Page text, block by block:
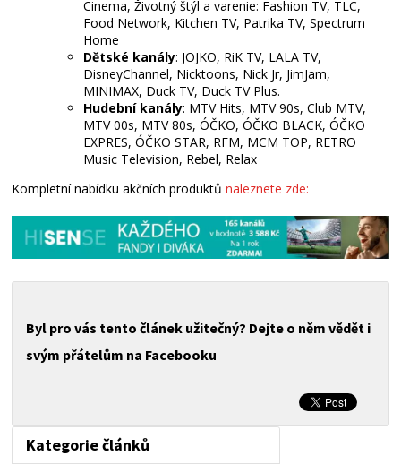
Cinema, Životný štýl a varenie: Fashion TV, TLC,
Food Network, Kitchen TV, Patrika TV, Spectrum
Home
Dětské kanály: JOJKO, RiK TV, LALA TV,
DisneyChannel, Nicktoons, Nick Jr, JimJam,
MINIMAX, Duck TV, Duck TV Plus.
Hudební kanály: MTV Hits, MTV 90s, Club MTV,
MTV 00s, MTV 80s, ÓČKO, ÓČKO BLACK, ÓČKO
EXPRES, ÓČKO STAR, RFM, MCM TOP, RETRO
Music Television, Rebel, Relax
Kompletní nabídku akčních produktůnaleznete zde:
Byl pro vás tento článek užitečný? Dejte o něm vědět i
svým přátelům na Facebooku
Kategorie článků